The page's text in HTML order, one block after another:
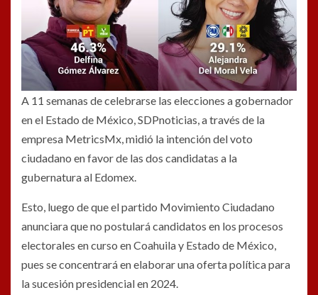
A 11 semanas de celebrarse las elecciones a gobernador
en el Estado de México, SDPnoticias, a través de la
empresa MetricsMx, midió la intención del voto
ciudadano en favor de las dos candidatas a la
gubernatura al Edomex.
Esto, luego de que el partido Movimiento Ciudadano
anunciara que no postulará candidatos en los procesos
electorales en curso en Coahuila y Estado de México,
pues se concentrará en elaborar una oferta política para
la sucesión presidencial en 2024.